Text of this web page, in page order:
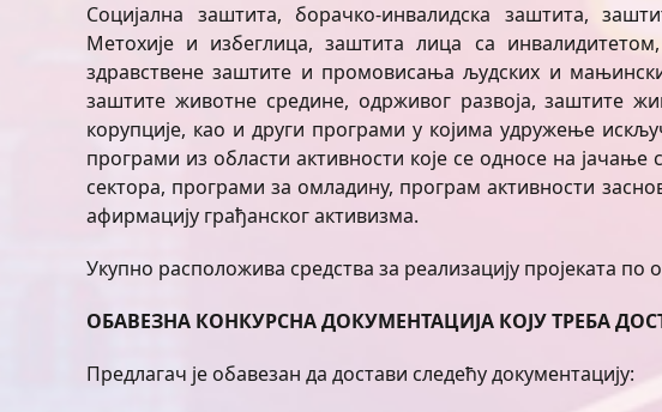
Социјална заштита, борачко-инвалидска заштита,
Метохије и избеглица, заштита лица са
здравствене заштите и промовисања људских и
заштите животне средине, одрживог развоја, заштите
корупције, као и други програми у којима удружење
програми из области активности које се односе на
сектора, програми за омладину, програм активности
афирмацију грађанског активизма.
Укупно расположива средства за реализацију пројеката по
ОБАВЕЗНА КОНКУРСНА ДОКУМЕНТАЦИЈА КОЈУ ТРЕБА
Предлагач је обавезан да достави следећу документацију: